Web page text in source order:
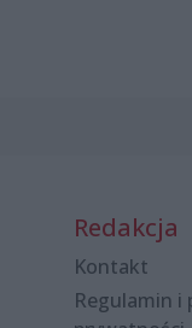
Redakcja
Kontakt
Regulamin i